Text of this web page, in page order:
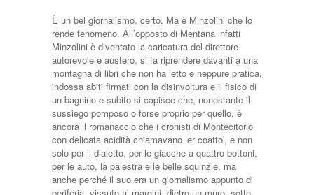
È un bel giornalismo, certo. Ma è Minzolini che lo
rende fenomeno. All’opposto di Mentana infatti
Minzolini è diventato la caricatura del direttore
autorevole e austero, si fa riprendere davanti a una
montagna di libri che non ha letto e neppure pratica,
indossa abiti firmati con la disinvoltura e il fisico di
un bagnino e subito si capisce che, nonostante il
sussiego pomposo o forse proprio per quello, è
ancora il romanaccio che i cronisti di Montecitorio
con delicata acidità chiamavano ‘er coatto’, e non
solo per il dialetto, per le giacche a quattro bottoni,
per le auto, la palestra e le belle squinzie, ma
anche perché il suo era un giornalismo appunto di